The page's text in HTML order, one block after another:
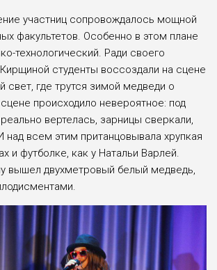
участниц сопровождалось мощной
факультетов. Особенно в этом плане
технологический. Ради своего
студенты воссоздали на сцене
свет, где трутся зимой медведи о
происходило невероятное: под
вертелась, зарницы сверкали,
над всем этим пританцовывала хрупкая
и футболке, как у Натальи Варлей.
вышел двухметровый белый медведь,